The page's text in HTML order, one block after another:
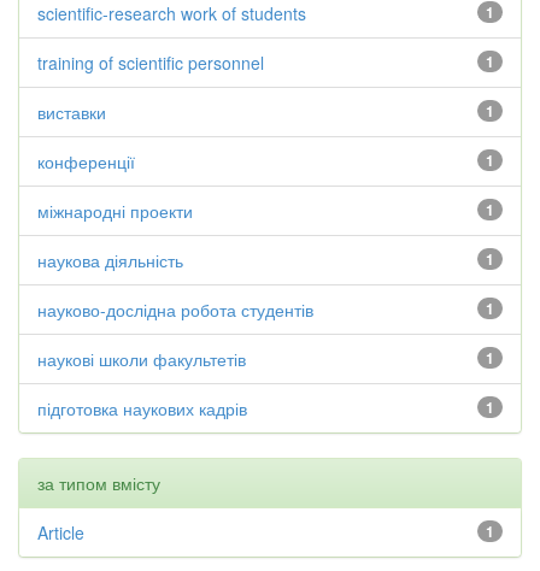
1
scientific-research work of students
1
training of scientific personnel
1
виставки
1
конференції
1
міжнародні проекти
1
наукова діяльність
1
науково-дослідна робота студентів
1
наукові школи факультетів
1
підготовка наукових кадрів
за типом вмісту
1
Article